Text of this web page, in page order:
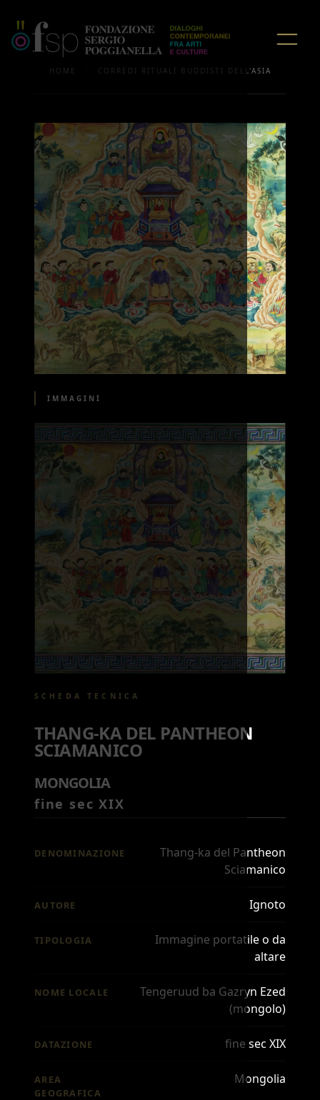
HOME CORREDI RITUALI BUDDISTI DELL'ASIA
IMMAGINI
SCHEDA TECNICA
THANG-KA DEL PANTHEON
SCIAMANICO
MONGOLIA
fine sec XIX
DENOMINAZIONE
Thang-ka del Pantheon
Sciamanico
AUTORE Ignoto
TIPOLOGIA
Immagine portatile o da
altare
NOME LOCALE
Tengeruud ba Gazryn Ezed
(mongolo)
DATAZIONE fine sec XIX
AREA
GEOGRAFICA
Mongolia